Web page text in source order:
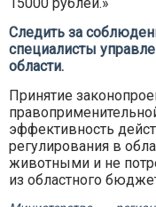
Следить за
специалисты
области.
Принятие
эффективность
регулирования в
животными и не
из областного